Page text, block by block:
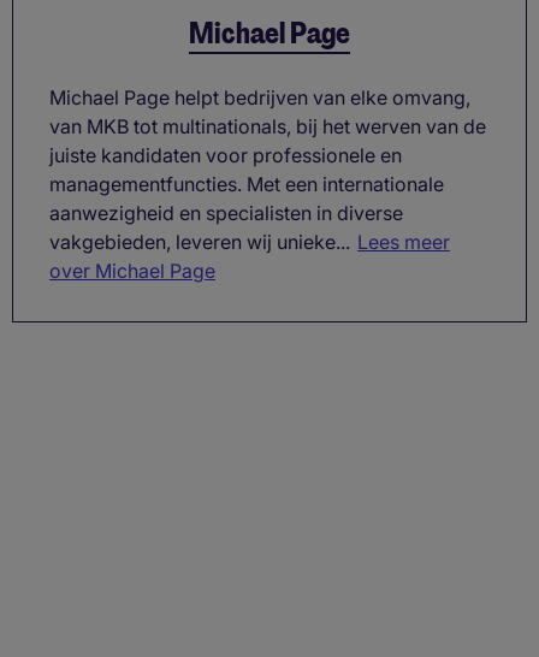
Michael Page
Michael Page helpt bedrijven van elke omvang,
van MKB tot multinationals, bij het werven van de
juiste kandidaten voor professionele en
managementfuncties. Met een internationale
aanwezigheid en specialisten in diverse
vakgebieden, leveren wij unieke... Lees meer
over Michael Page